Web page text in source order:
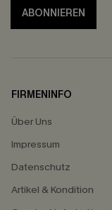
ABONNIEREN
FIRMENINFO
Über Uns
Impressum
Datenschutz
Artikel & Kondition